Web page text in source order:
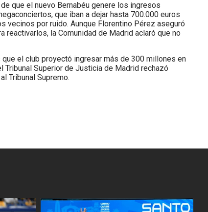
que el nuevo Bernabéu genere los ingresos
que iban a dejar hasta 700.000 euros
vecinos por ruido. Aunque Florentino Pérez aseguró
reactivarlos, la Comunidad de Madrid aclaró que no
el club proyectó ingresar más de 300 millones en
Superior de Justicia de Madrid rechazó
Tribunal Supremo.